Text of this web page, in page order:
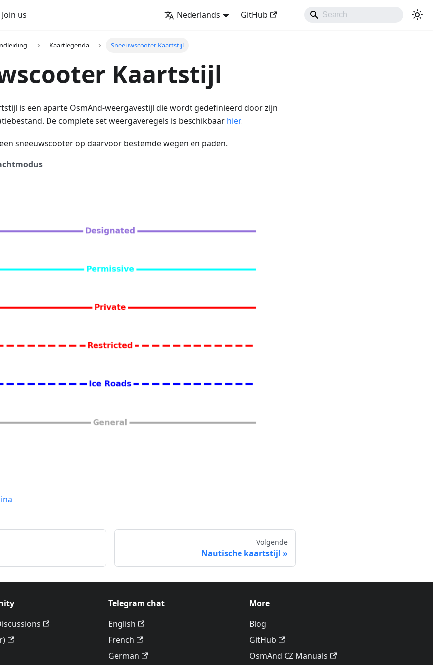
Join us Nederlands GitHub
Kaartlegenda Sneeuwscooter Kaartstijl
Kaartstijl
is een aparte OsmAnd-weergavestijl die wordt gedefinieerd door zijn
De complete set weergaveregels is beschikbaar hier.
sneeuwscooter op daarvoor bestemde wegen en paden.
Volgende
Nautische kaartstijl
Telegram chat
English
French
German
More
Blog
GitHub
OsmAnd CZ Manuals